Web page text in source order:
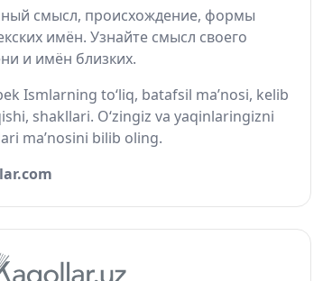
смысл, происхождение, формы
имён. Узнайте смысл своего
и имён близких.
Ismlarning to‘liq, batafsil ma’nosi, kelib
shakllari. O‘zingiz va yaqinlaringizni
ma’nosini bilib oling.